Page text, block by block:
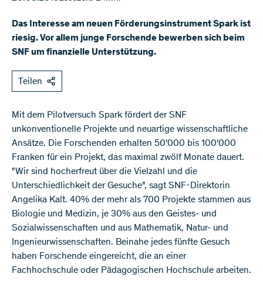
Das Interesse am neuen Förderungsinstrument Spark ist
riesig. Vor allem junge Forschende bewerben sich beim
SNF um finanzielle Unterstützung.
Teilen
Mit dem Pilotversuch Spark fördert der SNF
unkonventionelle Projekte und neuartige wissenschaftliche
Ansätze. Die Forschenden erhalten 50'000 bis 100'000
Franken für ein Projekt, das maximal zwölf Monate dauert.
"Wir sind hocherfreut über die Vielzahl und die
Unterschiedlichkeit der Gesuche", sagt SNF-Direktorin
Angelika Kalt. 40% der mehr als 700 Projekte stammen aus
Biologie und Medizin, je 30% aus den Geistes- und
Sozialwissenschaften und aus Mathematik, Natur- und
Ingenieurwissenschaften. Beinahe jedes fünfte Gesuch
haben Forschende eingereicht, die an einer
Fachhochschule oder Pädagogischen Hochschule arbeiten.